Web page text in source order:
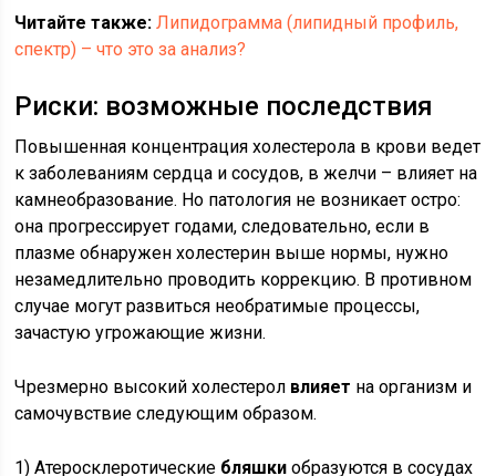
Читайте также: Липидограмма (липидный профиль,
спектр) – что это за анализ?
Риски: возможные последствия
Повышенная концентрация холестерола в крови ведет
к заболеваниям сердца и сосудов, в желчи – влияет на
камнеобразование. Но патология не возникает остро:
она прогрессирует годами, следовательно, если в
плазме обнаружен холестерин выше нормы, нужно
незамедлительно проводить коррекцию. В противном
случае могут развиться необратимые процессы,
зачастую угрожающие жизни.
Чрезмерно высокий холестерол влияет на организм и
самочувствие следующим образом.
1) Атеросклеротические бляшки образуются в сосудах